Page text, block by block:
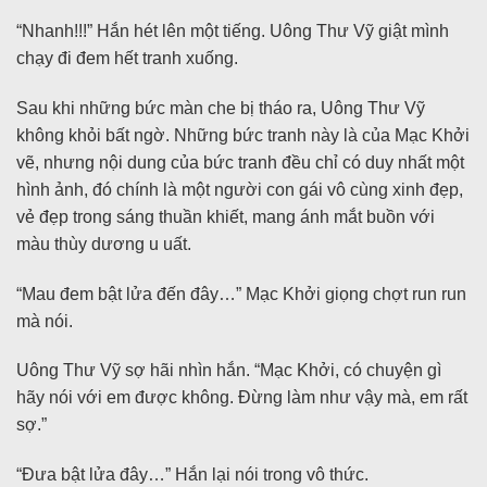
“Nhanh!!!” Hắn hét lên một tiếng. Uông Thư Vỹ giật mình
chạy đi đem hết tranh xuống.
Sau khi những bức màn che bị tháo ra, Uông Thư Vỹ
không khỏi bất ngờ. Những bức tranh này là của Mạc Khởi
vẽ, nhưng nội dung của bức tranh đều chỉ có duy nhất một
hình ảnh, đó chính là một người con gái vô cùng xinh đẹp,
vẻ đẹp trong sáng thuần khiết, mang ánh mắt buồn với
màu thùy dương u uất.
“Mau đem bật lửa đến đây…” Mạc Khởi giọng chợt run run
mà nói.
Uông Thư Vỹ sợ hãi nhìn hắn. “Mạc Khởi, có chuyện gì
hãy nói với em được không. Đừng làm như vậy mà, em rất
sợ.”
“Đưa bật lửa đây…” Hắn lại nói trong vô thức.